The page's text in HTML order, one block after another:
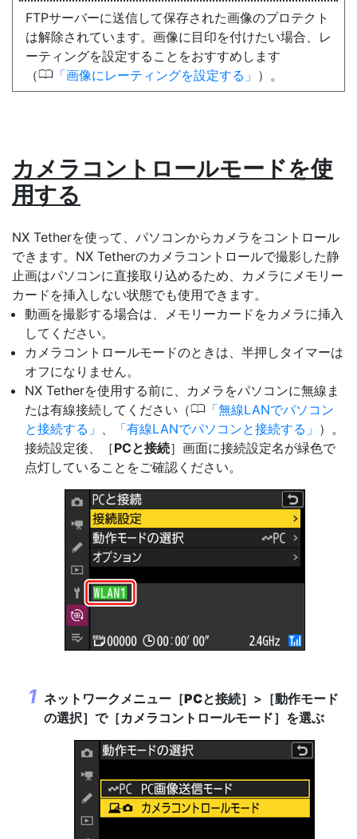
FTPサーバーに送信して保存された画像のプロテクト
は解除されています。画像に目印を付けたい場合、レ
ーティングを設定することをおすすめします
（0 画像にレーティングを設定する ）。
カメラコントロールモードを使
用する
NX Tetherを使って、パソコンからカメラをコントロール
できます。NX Tetherのカメラコントロールで撮影した静
止画はパソコンに直接取り込めるため、カメラにメモリー
カードを挿入しない状態でも使用できます。
動画を撮影する場合は、メモリーカードをカメラに挿入
してください。
カメラコントロールモードのときは、半押しタイマーは
オフになりません。
NX Tetherを使用する前に、カメラをパソコンに無線ま
たは有線接続してください（0
無線LANでパソコン
と接続する
、 有線LANでパソコンと接続する
）。
接続設定後、［PCと接続］画面に接続設定名が緑色で
点灯していることをご確認ください。
ネットワークメニュー［PCと接続］>［動作モード
の選択］で［カメラコントロールモード］を選ぶ